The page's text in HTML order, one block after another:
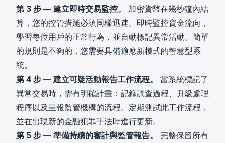
第 3 步 — 建立即時交易監控。
加密貨幣在幾秒鐘內結
算，您的控管措施必須同樣迅速。即時監控資金流向，
學習每位用戶的正常行為，並自動標記異常活動。簡單
的規則是不夠的，您需要具備適應新模式的智慧型系
統。
第 4 步 — 建立可疑活動報告工作流程。
當系統標記了
異常交易時，需有明確計畫：記錄調查過程、升級處理
程序以及呈報監管機構的流程。定期測試此工作流程，
並在出現新的金融犯罪手法時進行更新。
第 5 步 — 準備持續的審計與監管報告。
完整保留所有